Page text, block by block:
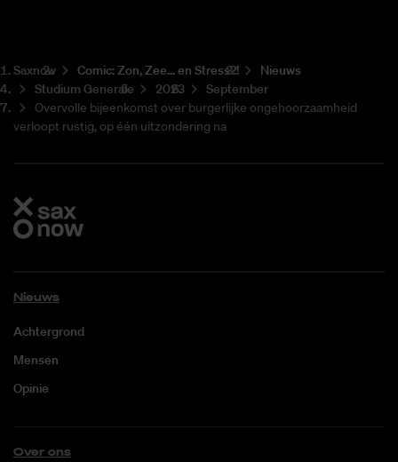
Saxnow Co­mic: Zon, Zee... en Stress?!
Nieuws
Studium Generale
2023
September
Overvolle bijeenkomst over burgerlijke ongehoorzaamheid
verloopt rustig, op één uitzondering na
Nieuws
Achtergrond
Mensen
Opinie
Over ons